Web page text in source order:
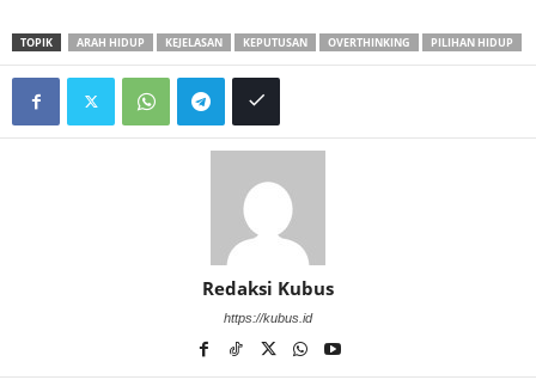
TOPIK ARAH HIDUP KEJELASAN KEPUTUSAN OVERTHINKING PILIHAN HIDUP
Redaksi Kubus
https://kubus.id